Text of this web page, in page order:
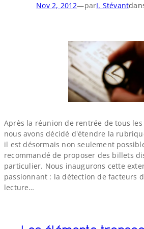
Nov 2, 2012—parI. Stévant
Après la réunion de rentrée de tous
nous avons décidé d'étendre la
il est désormais non seulement
recommandé de proposer des billets
particulier. Nous inaugurons cette
passionnant : la détection de facteurs
lecture…